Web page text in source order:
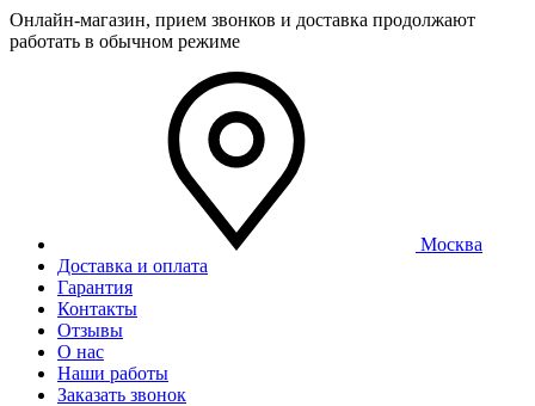
Онлайн-магазин, прием звонков и доставка продолжают
работать в обычном режиме
Москва
Доставка и оплата
Гарантия
Контакты
Отзывы
О нас
Наши работы
Заказать звонок